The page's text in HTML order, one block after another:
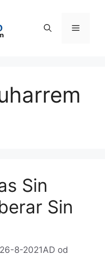
Sin
Sin
8-2021AD od